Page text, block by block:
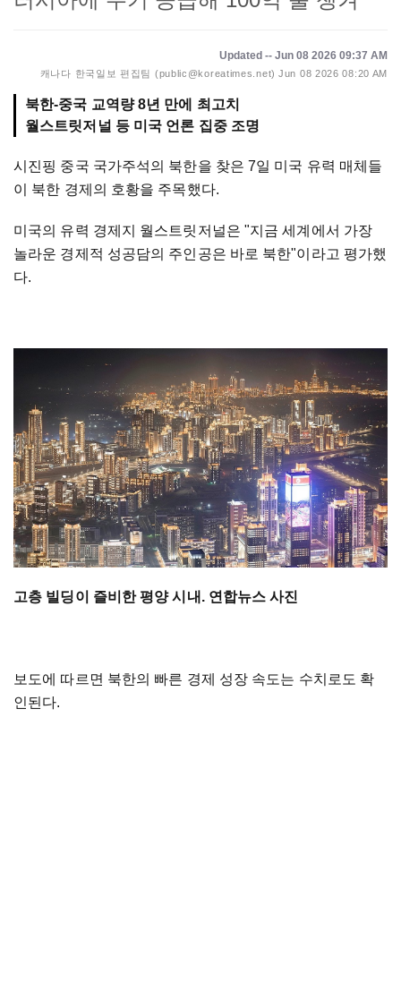
Updated -- Jun 08 2026 09:37 AM
캐나다 한국일보 편집팀 (public@koreatimes.net) Jun 08 2026 08:20 AM
북한-중국 교역량 8년 만에 최고치
시진핑 중국 국가주석의 북한을 찾은 7일 미국 유력 매체들
이 북한 경제의 호황을 주목했다.
미국의 유력 경제지 월스트릿저널은 "지금 세계에서 가장
놀라운 경제적 성공담의 주인공은 바로 북한"이라고 평가했
다.
고층 빌딩이 즐비한 평양 시내. 연합뉴스 사진
보도에 따르면 북한의 빠른 경제 성장 속도는 수치로도 확
인된다.